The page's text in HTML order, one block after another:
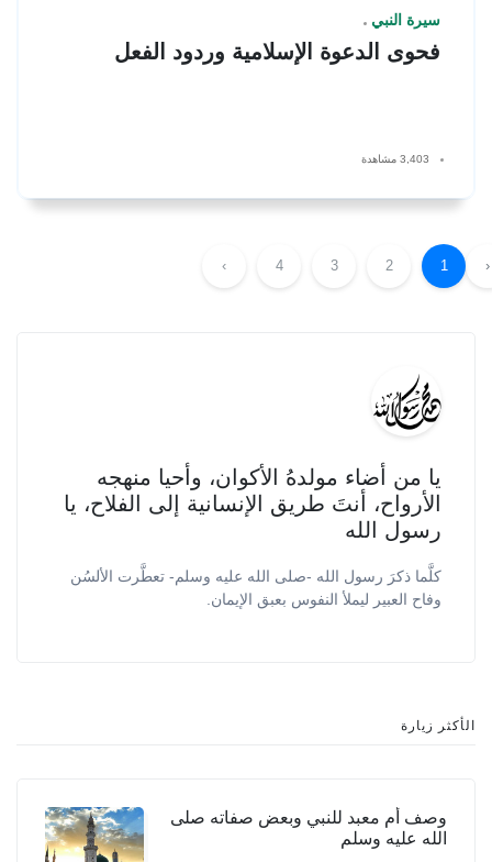
سيرة النبي
فحوى الدعوة الإسلامية وردود الفعل
3,403 مشاهدة
‹
1
2
3
4
›
يا من أضاء مولدهُ الأكوان، وأحيا منهجه
الأرواح، أنتَ طريق الإنسانية إلى الفلاح، يا
رسول الله
كلَّما ذكرَ رسول الله -صلى الله عليه وسلم- تعطَّرت الألسُن
وفاح العبير ليملأ النفوس بعبق الإيمان.
الأكثر زيارة
وصف أم معبد للنبي وبعض صفاته صلى
الله عليه وسلم